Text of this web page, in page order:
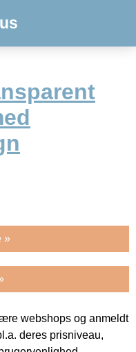
»
webshops og anmeldt
deres prisniveau,